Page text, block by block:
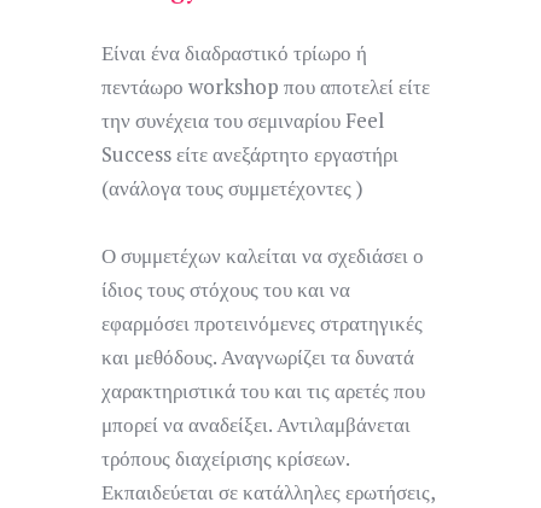
Είναι ένα διαδραστικό τρίωρο ή
πεντάωρο workshop που αποτελεί είτε
την συνέχεια του σεμιναρίου Feel
Success είτε ανεξάρτητο εργαστήρι
(ανάλογα τους συμμετέχοντες )
Ο συμμετέχων καλείται να σχεδιάσει ο
ίδιος τους στόχους του και να
εφαρμόσει προτεινόμενες στρατηγικές
και μεθόδους. Αναγνωρίζει τα δυνατά
χαρακτηριστικά του και τις αρετές που
μπορεί να αναδείξει. Αντιλαμβάνεται
τρόπους διαχείρισης κρίσεων.
Εκπαιδεύεται σε κατάλληλες ερωτήσεις,